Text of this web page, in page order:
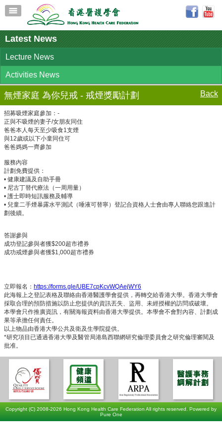
Latest News
Lecture News
Activities News
無煙家庭 為你兒戒 - 戒煙獎勵計劃 Back
招募吸煙家庭參加：-
正與不吸煙的妻子/女朋友同住
爸爸本人每天至少吸食1支煙
與12歲或以下小童同住可
爸爸媽媽一齊參加
服務內容
計劃免費提供：
• 健康建議及自助手冊
• 尼古丁替代療法（一周用量）
• 護士即時短訊服務及輔導
• 兒童二手煙暴露水平測試（唾液可替寧）登記合資格人士會由專人聯絡您跟進計
劃後續。
答謝參與
成功登記參與者獲$200超市禮券
成功戒煙參與者獲$1,000超市禮券
立即報名： https://forms.gle/UBE7cpKcvWQAejWY6
此海報上之登記表格及聯絡由香港醫護學會提供，再轉交給香港大學。香港大學會
採取合理的預防措施以防止您提供的資訊丟失、盜用、未經授權的訪問或破壞。
本學會只作推廣資訊，有關海報資料由香港大學提供。本學會不會對內容、計劃成
果等承擔任何責任。
以上物品由香港大學公共及衛及生學院提供。
*研究項目已通過香港大學及醫管局港島西聯網研究倫理委員會之研究倫理審閱及
批准。
Copyright (C) 2008-2026 Hong Kong Health Care Federation All rights reserved. Powered by
Pure One